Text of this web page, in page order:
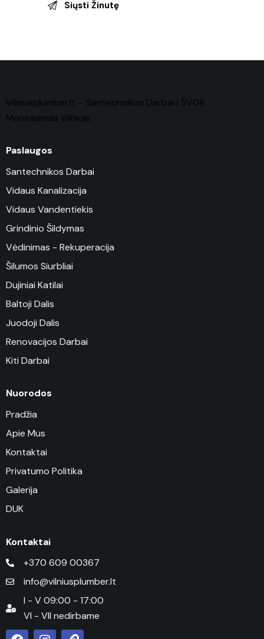
Vilniusplumber.lt – Santechnikos Darbai | ŠVOK
Montavimas Vilniuje
Paslaugos
Santechnikos Darbai
Vidaus Kanalizacija
Vidaus Vandentiekis
Grindinio Šildymas
Vėdinimas - Rekuperacija
Šilumos Siurbliai
Dujiniai Katilai
Baltoji Dalis
Juodoji Dalis
Renovacijos Darbai
Kiti Darbai
Nuorodos
Pradžia
Apie Mus
Kontaktai
Privatumo Politika
Galerija
DUK
Kontaktai
+370 609 00367
info@vilniusplumber.lt
I - V 09:00 - 17:00
VI - VII nedirbame